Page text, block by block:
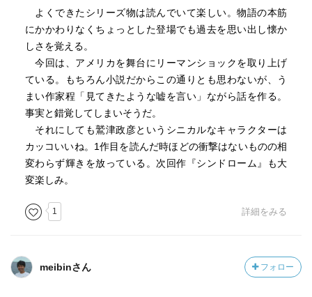
よくできたシリーズ物は読んでいて楽しい。物語の本筋
にかかわりなくちょっとした登場でも過去を思い出し懐か
しさを覚える。
今回は、アメリカを舞台にリーマンショックを取り上げ
ている。もちろん小説だからこの通りとも思わないが、う
まい作家程「見てきたような嘘を言い」ながら話を作る。
事実と錯覚してしまいそうだ。
それにしても鷲津政彦というシニカルなキャラクターは
カッコいいね。1作目を読んだ時ほどの衝撃はないものの相
変わらず輝きを放っている。次回作『シンドローム』も大
変楽しみ。
1 詳細をみる
meibinさん フォロー